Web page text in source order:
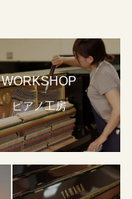
WORKSHOP
ピアノ工房